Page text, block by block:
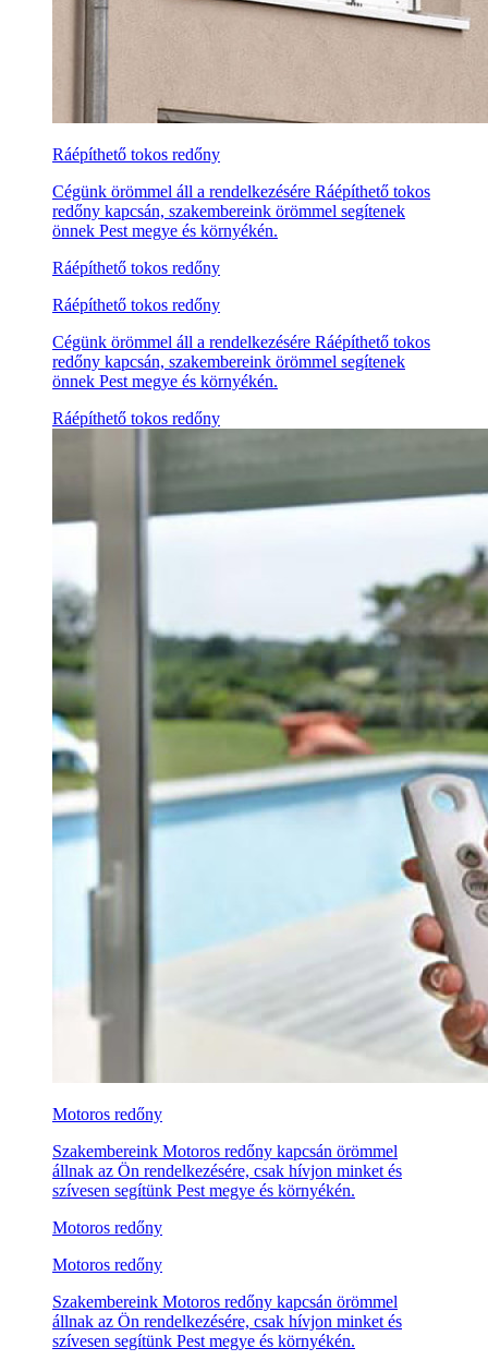
Ráépíthető tokos redőny
Cégünk örömmel áll a rendelkezésére Ráépíthető tokos
redőny kapcsán, szakembereink örömmel segítenek
önnek Pest megye és környékén.
Ráépíthető tokos redőny
Ráépíthető tokos redőny
Cégünk örömmel áll a rendelkezésére Ráépíthető tokos
redőny kapcsán, szakembereink örömmel segítenek
önnek Pest megye és környékén.
Ráépíthető tokos redőny
Motoros redőny
Szakembereink Motoros redőny kapcsán örömmel
állnak az Ön rendelkezésére, csak hívjon minket és
szívesen segítünk Pest megye és környékén.
Motoros redőny
Motoros redőny
Szakembereink Motoros redőny kapcsán örömmel
állnak az Ön rendelkezésére, csak hívjon minket és
szívesen segítünk Pest megye és környékén.